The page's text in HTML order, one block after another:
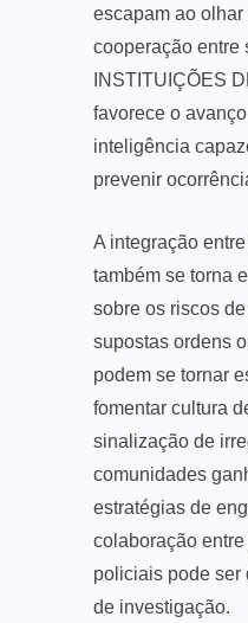
escapam ao
cooperação entre
INSTITUIÇÕES
favorece o
inteligência
prevenir
A integração
também se torna
sobre os riscos
supostas ordens
podem se tornar
fomentar cultura
sinalização de
comunidades
estratégias de
colaboração
policiais pode ser
de investigação.